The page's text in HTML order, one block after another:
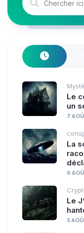
Le
un
7
La
6
Le
5